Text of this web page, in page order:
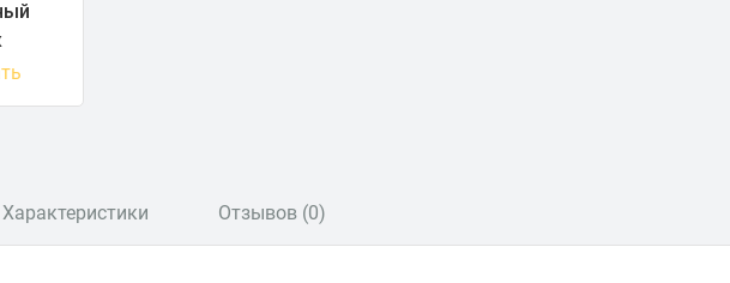
Характеристики Отзывов (0)